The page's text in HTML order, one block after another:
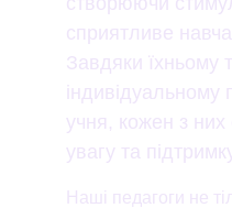
сприятливе
Завдяки їхньому
індивідуальному
учня, кожен з них
увагу та
Наші педагоги не